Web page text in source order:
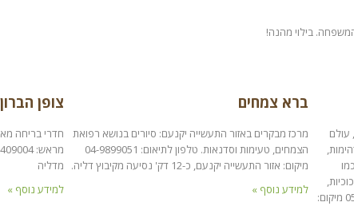
המשפחה. בילוי מהנה!
עולם
פרחים ועוד. חשוב לתאם מראש טל': 054-4834210 מיקום:
ברא צמחים
מרכז מבקרים באזור התעשייה יקנעם: סיורים בנושא רפואת
הצמחים, טעימות וסדנאות. טלפון לתיאום: 04-9899051
מיקום: אזור התעשייה יקנעם, כ-12 דק' נסיעה מקיבוץ דליה.
למידע נוסף »
צופן הברון
חדרי בריחה
מדליה
למידע נוסף »